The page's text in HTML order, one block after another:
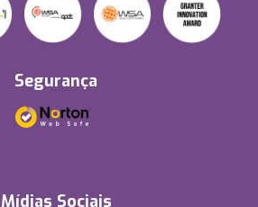
Segurança
Mídias Sociais